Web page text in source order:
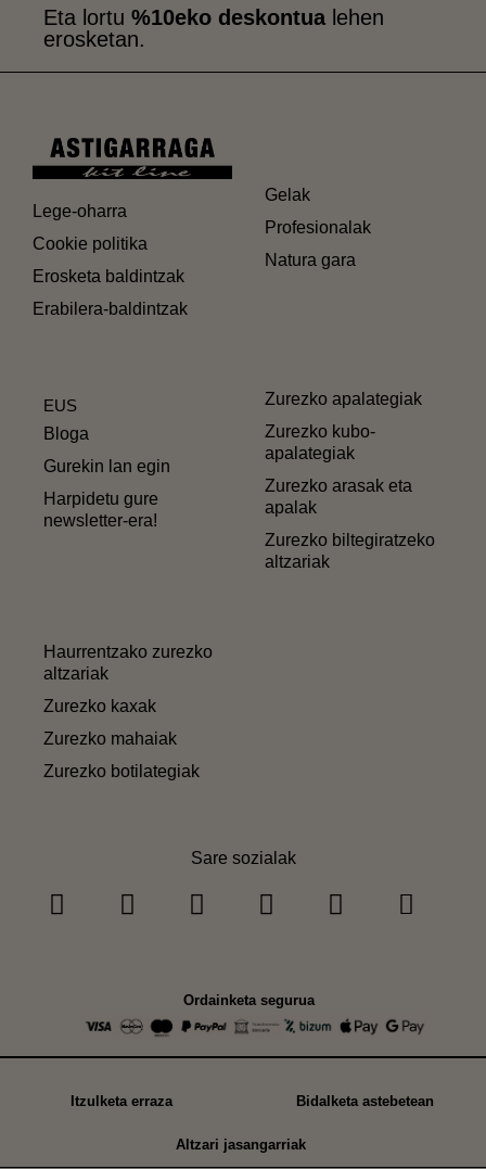
Eta lortu %10eko deskontua lehen
erosketan.
Lege-oharra
Cookie politika
Erosketa baldintzak
Erabilera-baldintzak
Gelak
Profesionalak
Natura gara
EUS
Bloga
Gurekin lan egin
Harpidetu gure
newsletter-era!
Zurezko apalategiak
Zurezko kubo-
apalategiak
Zurezko arasak eta
apalak
Zurezko biltegiratzeko
altzariak
Haurrentzako zurezko
altzariak
Zurezko kaxak
Zurezko mahaiak
Zurezko botilategiak
Sare sozialak
Ordainketa segurua
Itzulketa erraza Bidalketa astebetean
Altzari jasangarriak